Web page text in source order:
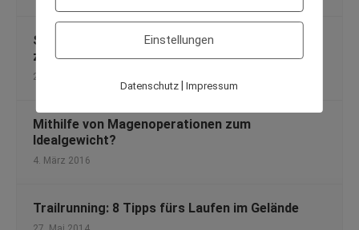
Schwindel und Verspannung – wie hängt das
zusammen?
22. Juli 2019
Mithilfe von Magenoperationen zum
Idealgewicht?
4. März 2016
Trailrunning: 8 Tipps fürs Laufen im Gelände
Einstellungen
Datenschutz |Impressum